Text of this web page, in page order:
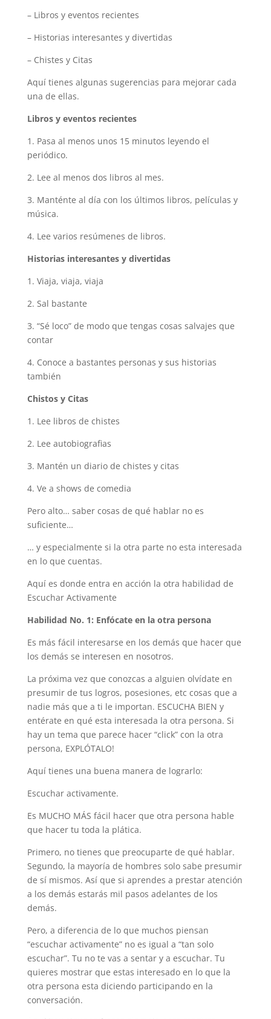
– Libros y eventos recientes
– Historias interesantes y divertidas
– Chistes y Citas
Aquí tienes algunas sugerencias para mejorar cada
una de ellas.
Libros y eventos recientes
1. Pasa al menos unos 15 minutos leyendo el
periódico.
2. Lee al menos dos libros al mes.
3. Manténte al día con los últimos libros, películas y
música.
4. Lee varios resúmenes de libros.
Historias interesantes y divertidas
1. Viaja, viaja, viaja
2. Sal bastante
3. “Sé loco” de modo que tengas cosas salvajes que
contar
4. Conoce a bastantes personas y sus historias
también
Chistos y Citas
1. Lee libros de chistes
2. Lee autobiografias
3. Mantén un diario de chistes y citas
4. Ve a shows de comedia
Pero alto… saber cosas de qué hablar no es
suficiente…
… y especialmente si la otra parte no esta interesada
en lo que cuentas.
Aquí es donde entra en acción la otra habilidad de
Escuchar Activamente
Habilidad No. 1: Enfócate en la otra persona
Es más fácil interesarse en los demás que hacer que
los demás se interesen en nosotros.
La próxima vez que conozcas a alguien olvídate en
presumir de tus logros, posesiones, etc cosas que a
nadie más que a ti le importan. ESCUCHA BIEN y
entérate en qué esta interesada la otra persona. Si
hay un tema que parece hacer “click” con la otra
persona, EXPLÓTALO!
Aquí tienes una buena manera de lograrlo:
Escuchar activamente.
Es MUCHO MÁS fácil hacer que otra persona hable
que hacer tu toda la plática.
Primero, no tienes que preocuparte de qué hablar.
Segundo, la mayoría de hombres solo sabe presumir
de sí mismos. Así que si aprendes a prestar atención
a los demás estarás mil pasos adelantes de los
demás.
Pero, a diferencia de lo que muchos piensan
“escuchar activamente” no es igual a “tan solo
escuchar”. Tu no te vas a sentar y a escuchar. Tu
quieres mostrar que estas interesado en lo que la
otra persona esta diciendo participando en la
conversación.